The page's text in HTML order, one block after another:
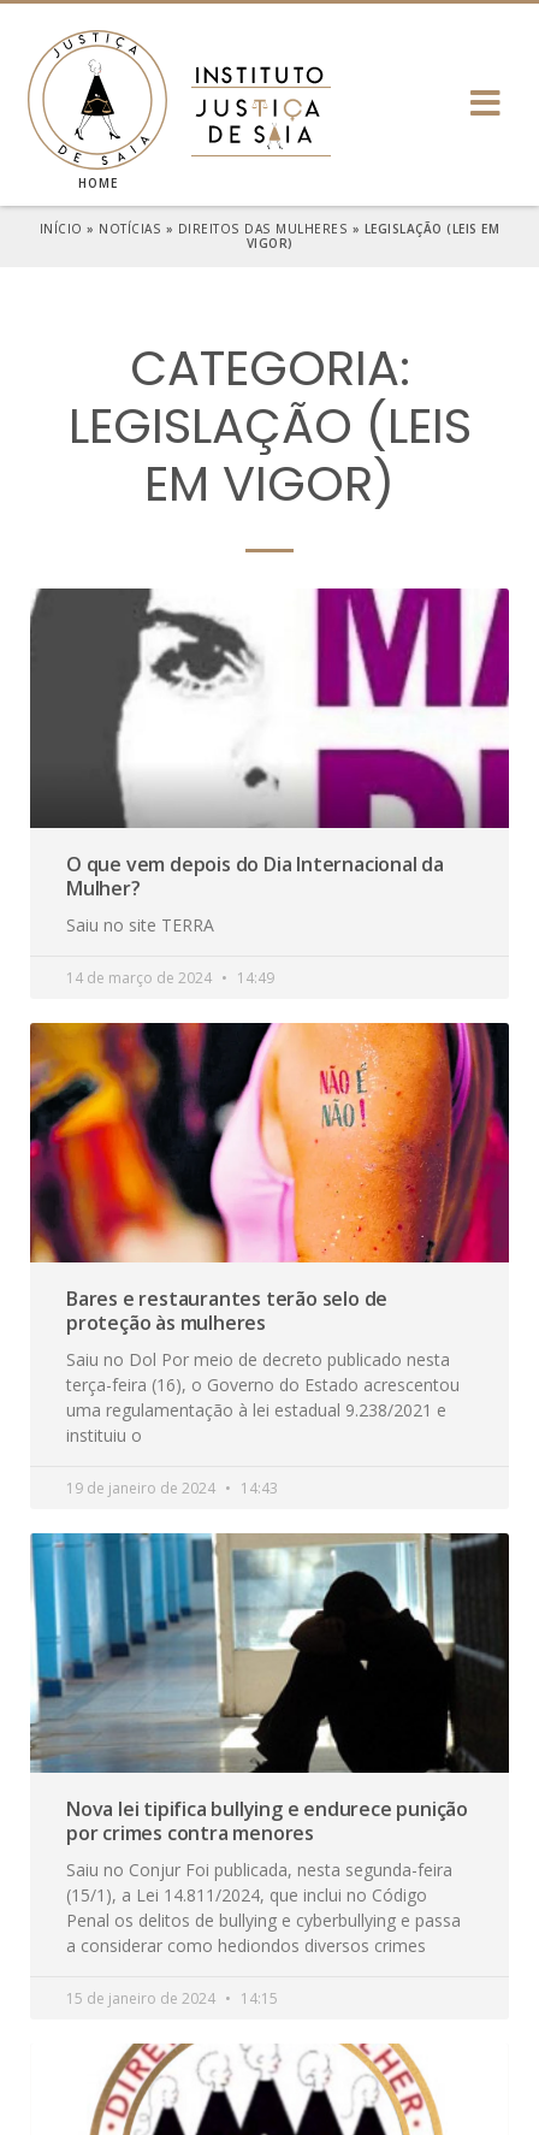
HOME
INÍCIO » NOTÍCIAS » DIREITOS DAS MULHERES » LEGISLAÇÃO (LEIS EM
VIGOR)
CATEGORIA:
LEGISLAÇÃO (LEIS
EM VIGOR)
O que vem depois do Dia Internacional da
Mulher?
Saiu no site TERRA
14 de março de 2024 14:49
Bares e restaurantes terão selo de
proteção às mulheres
Saiu no Dol Por meio de decreto publicado nesta
terça-feira (16), o Governo do Estado acrescentou
uma regulamentação à lei estadual 9.238/2021 e
instituiu o
19 de janeiro de 2024 14:43
Nova lei tipifica bullying e endurece punição
por crimes contra menores
Saiu no Conjur Foi publicada, nesta segunda-feira
(15/1), a Lei 14.811/2024, que inclui no Código
Penal os delitos de bullying e cyberbullying e passa
a considerar como hediondos diversos crimes
15 de janeiro de 2024 14:15